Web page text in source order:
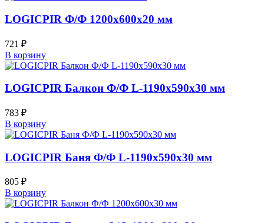
LOGICPIR Ф/Ф 1200х600х20 мм
721 ₽
В корзину
LOGICPIR Балкон Ф/Ф L-1190х590х30 мм
783 ₽
В корзину
LOGICPIR Баня Ф/Ф L-1190х590х30 мм
805 ₽
В корзину